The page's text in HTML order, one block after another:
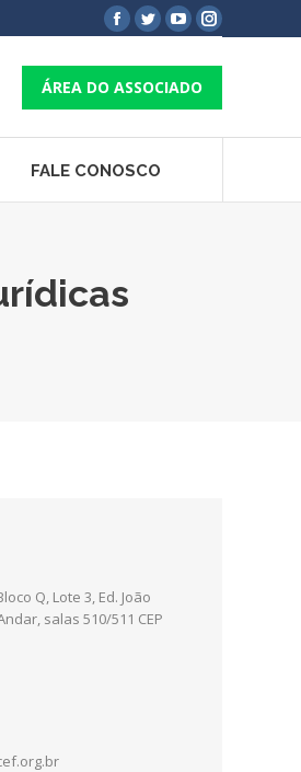
Facebook
opens
in
new
window
Twitter
opens
in
new
window
YouTube
opens
in
new
Instagram
in
new
ÁREA DO ASSOCIADO
FALE CONOSCO
Q, Lote 3, Ed. João
salas 510/511 CEP